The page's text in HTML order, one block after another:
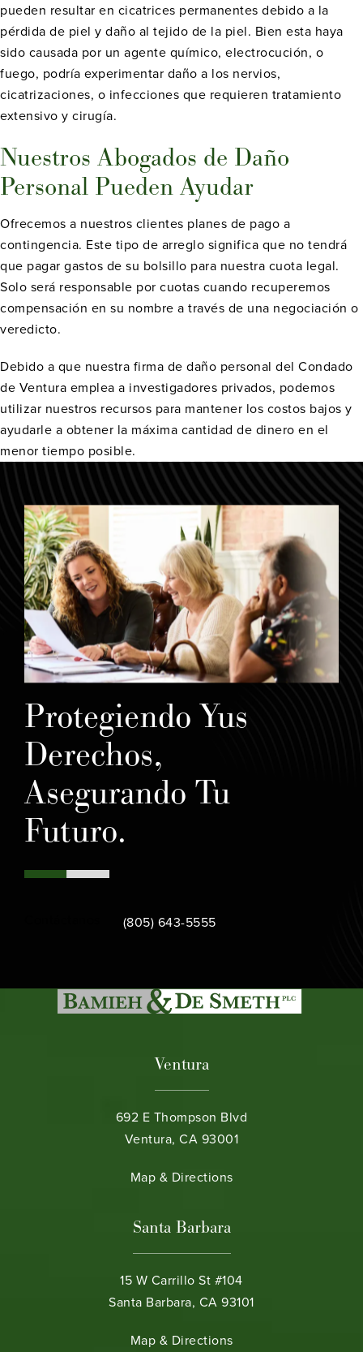
pueden resultar en cicatrices permanentes debido a la
pérdida de piel y daño al tejido de la piel. Bien esta haya
sido causada por un agente químico, electrocución, o
fuego, podría experimentar daño a los nervios,
cicatrizaciones, o infecciones que requieren tratamiento
extensivo y cirugía.
Nuestros Abogados de Daño
Personal Pueden Ayudar
Ofrecemos a nuestros clientes planes de pago a
contingencia. Este tipo de arreglo significa que no tendrá
que pagar gastos de su bolsillo para nuestra cuota legal.
Solo será responsable por cuotas cuando recuperemos
compensación en su nombre a través de una negociación o
veredicto.
Debido a que nuestra firma de daño personal del Condado
de Ventura emplea a investigadores privados, podemos
utilizar nuestros recursos para mantener los costos bajos y
ayudarle a obtener la máxima cantidad de dinero en el
menor tiempo posible.
Protegiendo Yus
Derechos,
Asegurando Tu
Futuro.
Call Bamieh & De Smeth on the phone at
(805) 643-5555
Ventura
692 E Thompson Blvd
Ventura, CA 93001
(opens in a new tab)
Map & Directions
Santa Barbara
15 W Carrillo St #104
Santa Barbara, CA 93101
(opens in a new tab)
Map & Directions